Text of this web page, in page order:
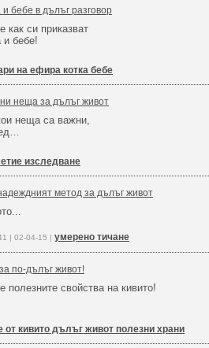
и бебе в дълъг разговор
как си приказват
и бебе!
на ефира котка бебе
неща за дълъг живот
неща са важни,
изследване
метод за дълъг живот
| 02-04-15 | умерено тичане
по-дълъг живот!
полезните свойства на кивито!
от кивито дълъг живот полезни храни